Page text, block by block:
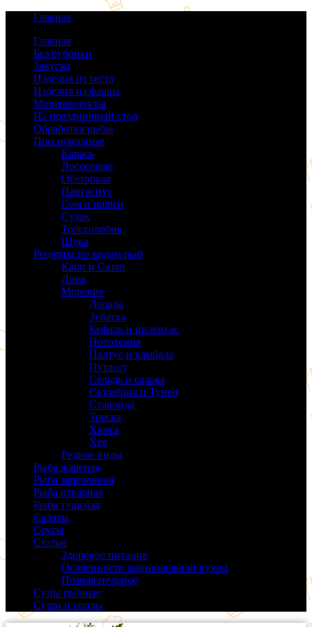
Главная
Главная
Без рубрики
Закуска
Изделия из теста
Изделия из фарша
Морепродукты
На праздничный стол
Обработка рыбы
Пресноводные
Карась
Лососевые
Осетровая
Пангасиус
Сом и налим
Судак
Толстолобик
Щука
Рецепты по видам рыб
Карп и Сазан
Линь
Морские
Дорада
Зубатка
Кефаль и пиленгас
Нототения
Палтус и камбала
Путассу
Сельдь и салака
Скумбрия и Тунец
Ставрида
Треска
Хамса
Хек
Редкие виды
Рыба жареная
Рыба запеченная
Рыба отварная
Рыба тушеная
Салаты
Соусы
Статьи
Здоровое питание
Особенности национальной кухни
Познавательное
Супы рыбные
Суши и роллы